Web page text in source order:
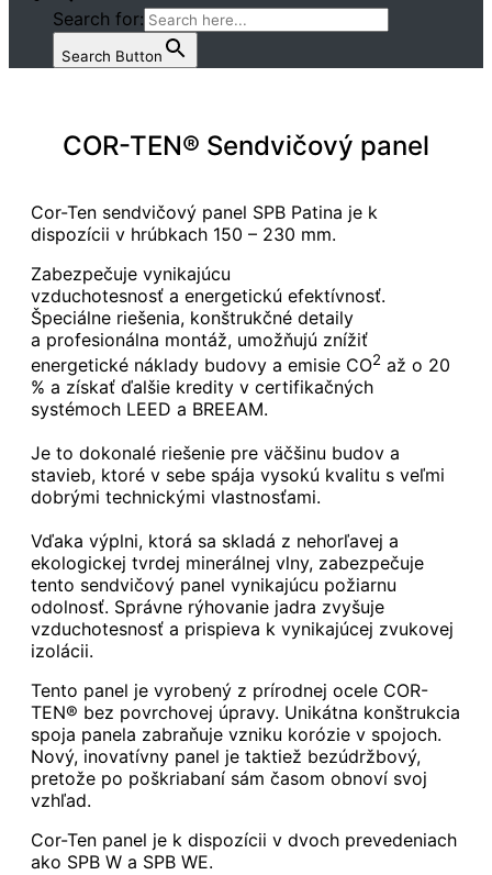
Search for:
Search Button
COR-TEN® Sendvičový panel
Cor-Ten sendvičový panel SPB Patina je k
dispozícii v hrúbkach 150 – 230 mm.
Zabezpečuje vynikajúcu
vzduchotesnosť a energetickú efektívnosť.
Špeciálne riešenia, konštrukčné detaily
a profesionálna montáž, umožňujú znížiť
energetické náklady budovy a emisie CO2 až o 20
% a získať ďalšie kredity v certifikačných
systémoch LEED a BREEAM.
Je to dokonalé riešenie pre väčšinu budov a
stavieb, ktoré v sebe spája vysokú kvalitu s veľmi
dobrými technickými vlastnosťami.
Vďaka výplni, ktorá sa skladá z nehorľavej a
ekologickej tvrdej minerálnej vlny, zabezpečuje
tento sendvičový panel vynikajúcu požiarnu
odolnosť. Správne rýhovanie jadra zvyšuje
vzduchotesnosť a prispieva k vynikajúcej zvukovej
izolácii.
Tento panel je vyrobený z prírodnej ocele COR-
TEN® bez povrchovej úpravy. Unikátna konštrukcia
spoja panela zabraňuje vzniku korózie v spojoch.
Nový, inovatívny panel je taktiež bezúdržbový,
pretože po poškriabaní sám časom obnoví svoj
vzhľad.
Cor-Ten panel je k dispozícii v dvoch prevedeniach
ako SPB W a SPB WE.